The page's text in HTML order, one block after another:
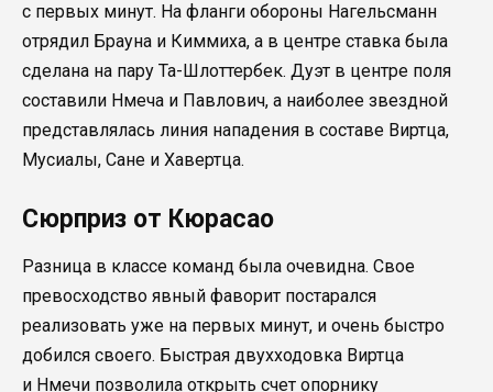
с первых минут. На фланги обороны Нагельсманн
отрядил Брауна и Киммиха, а в центре ставка была
сделана на пару Та-Шлоттербек. Дуэт в центре поля
составили Нмеча и Павлович, а наиболее звездной
представлялась линия нападения в составе Виртца,
Мусиалы, Сане и Хавертца.
Сюрприз от Кюрасао
Разница в классе команд была очевидна. Свое
превосходство явный фаворит постарался
реализовать уже на первых минут, и очень быстро
добился своего. Быстрая двухходовка Виртца
и Нмечи позволила открыть счет опорнику